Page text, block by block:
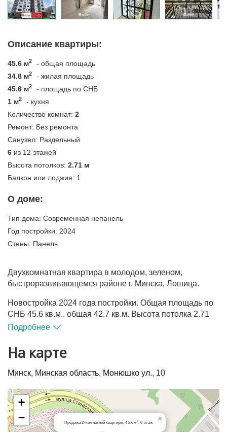
Описание квартиры:
45.6 м2
- общая площадь
34.8 м2
- жилая площадь
45.6 м2
- площадь по СНБ
1 м2
- кухня
Количество комнат: 2
Ремонт: Без ремонта
Санузел: Раздельный
6 из 12 этажей
Высота потолков: 2.71 м
Балкон или лоджия: 1
О доме:
Тип дома: Современная непанель
Год постройки: 2024
Стены: Панель
Двухкомнатная квартира в молодом, зеленом,
быстроразвивающемся районе г. Минска, Лошица.
Новостройка 2024 года постройки. Общая площадь по
СНБ 45.6 кв.м., общая 42.7 кв.м. Высота потолка 2.71
кв.м.
с выходом на застекленную лоджию с французским
прямоугольной формы, раздельный санузел,
вместительный коридор.
Квартира без отделки, что дает возможность
реализовать свои дизайнерские идеи.
Подробнее
На карте
Минск, Минская область, Монюшко ул., 10
Продажа 2-комнатной квартиры, 45.6м2 , 6 этаж ×
+
−